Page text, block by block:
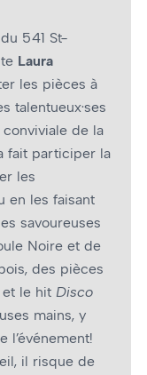
541 St-
Laura
les pièces à
talentueux·ses
conviviale de la
fait participer la
les
en les faisant
savoureuses
Noire et de
des pièces
le hit Disco
mains, y
l’événement!
il risque de